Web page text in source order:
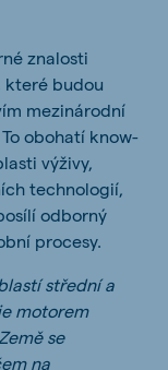
znalosti
které budou
mezinárodní
obohatí know-
výživy,
technologií,
odborný
procesy.
střední a
motorem
se
na